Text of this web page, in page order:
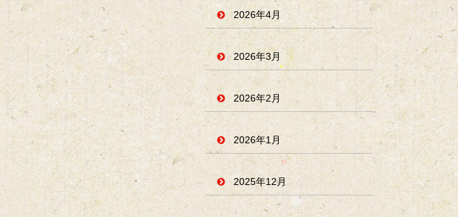
2026年4月
2026年3月
2026年2月
2026年1月
2025年12月